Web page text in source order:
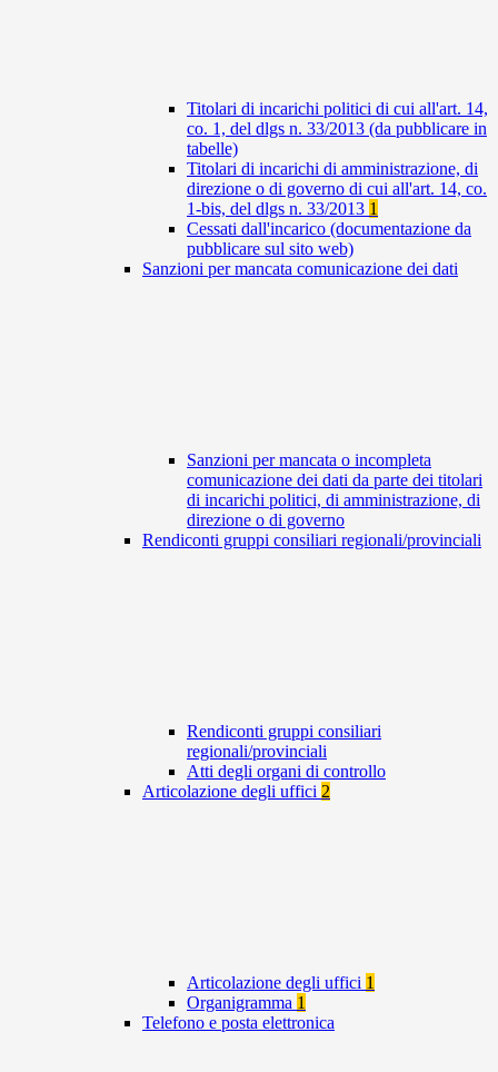
Titolari di incarichi politici di cui all'art. 14,
co. 1, del dlgs n. 33/2013 (da pubblicare in
tabelle)
Titolari di incarichi di amministrazione, di
direzione o di governo di cui all'art. 14, co.
1-bis, del dlgs n. 33/2013 1
Cessati dall'incarico (documentazione da
pubblicare sul sito web)
Sanzioni per mancata comunicazione dei dati
Sanzioni per mancata o incompleta
comunicazione dei dati da parte dei titolari
di incarichi politici, di amministrazione, di
direzione o di governo
Rendiconti gruppi consiliari regionali/provinciali
Rendiconti gruppi consiliari
regionali/provinciali
Atti degli organi di controllo
Articolazione degli uffici 2
Articolazione degli uffici 1
Organigramma 1
Telefono e posta elettronica